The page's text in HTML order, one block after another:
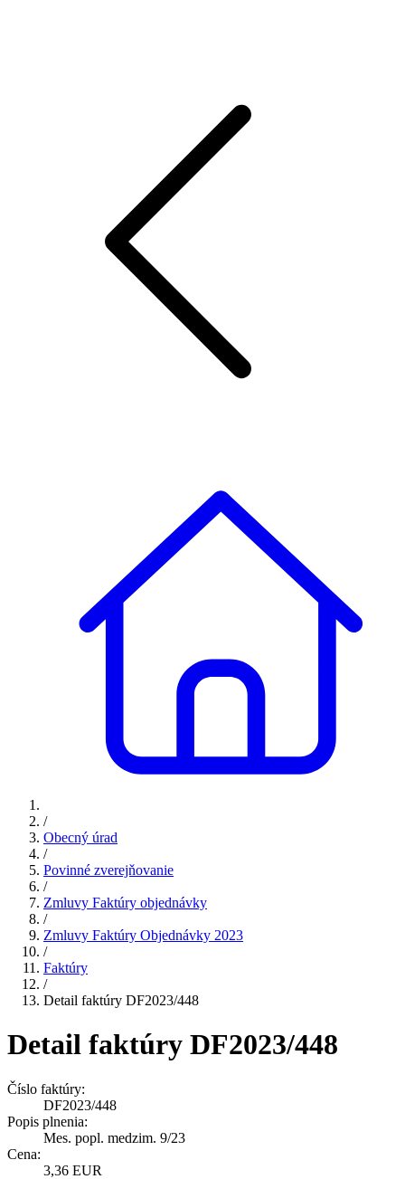
/
Obecný úrad
/
Povinné zverejňovanie
/
Zmluvy Faktúry objednávky
/
Zmluvy Faktúry Objednávky 2023
/
Faktúry
/
Detail faktúry DF2023/448
Detail faktúry DF2023/448
Číslo faktúry:
DF2023/448
Popis plnenia:
Mes. popl. medzim. 9/23
Cena:
3,36 EUR